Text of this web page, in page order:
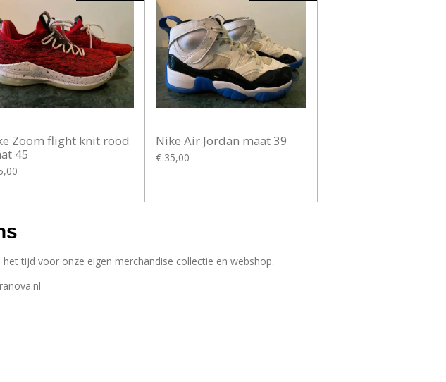
Zoom flight knit rood
45
Nike Air Jordan maat 39
€ 35,00
tijd voor onze eigen merchandise collectie en webshop.